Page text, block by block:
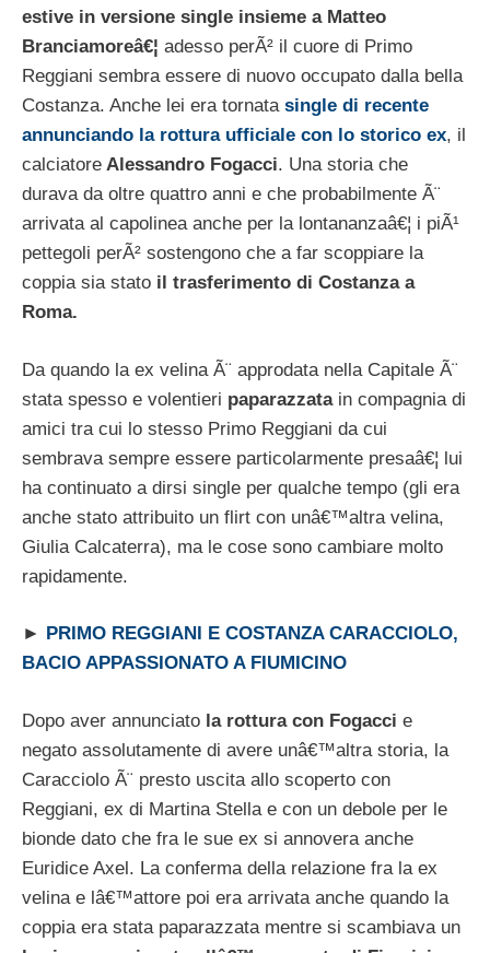
estive in versione single insieme a Matteo
Branciamoreâ€¦ adesso perÃ² il cuore di Primo
Reggiani sembra essere di nuovo occupato dalla bella
Costanza. Anche lei era tornata single di recente
annunciando la rottura ufficiale con lo storico ex, il
calciatore Alessandro Fogacci. Una storia che
durava da oltre quattro anni e che probabilmente Ã¨
arrivata al capolinea anche per la lontananzaâ€¦ i piÃ¹
pettegoli perÃ² sostengono che a far scoppiare la
coppia sia stato il trasferimento di Costanza a
Roma.
Da quando la ex velina Ã¨ approdata nella Capitale Ã¨
stata spesso e volentieri paparazzatain compagnia di
amici tra cui lo stesso Primo Reggiani da cui
sembrava sempre essere particolarmente presaâ€¦ lui
ha continuato a dirsi single per qualche tempo (gli era
anche stato attribuito un flirt con unâ€™altra velina,
Giulia Calcaterra), ma le cose sono cambiare molto
rapidamente.
► PRIMO REGGIANI E COSTANZA CARACCIOLO,
BACIO APPASSIONATO A FIUMICINO
Dopo aver annunciato la rottura con Fogacci e
negato assolutamente di avere unâ€™altra storia, la
Caracciolo Ã¨ presto uscita allo scoperto con
Reggiani, ex di Martina Stella e con un debole per le
bionde dato che fra le sue ex si annovera anche
Euridice Axel. La conferma della relazione fra la ex
velina e lâ€™attore poi era arrivata anche quando la
coppia era stata paparazzata mentre si scambiava un